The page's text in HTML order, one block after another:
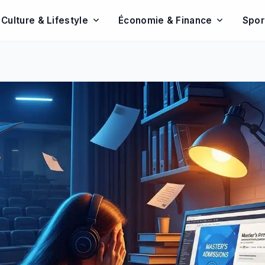
Culture & Lifestyle Économie & Finance